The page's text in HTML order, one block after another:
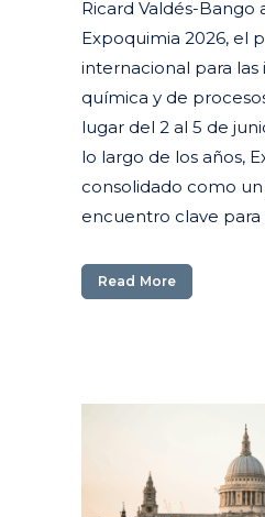
Ricard Valdés-Bango
Expoquimia 2026, el
internacional para las
química y de
lugar del 2 al 5 de
lo largo de los años,
consolidado como
encuentro clave para
Read More